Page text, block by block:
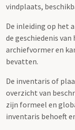
vindplaats,
De inleiding op het
de geschiedenis
archiefvormer en
bevatten.
De inventaris of
overzicht van
zijn formeel en
inventaris behoeft